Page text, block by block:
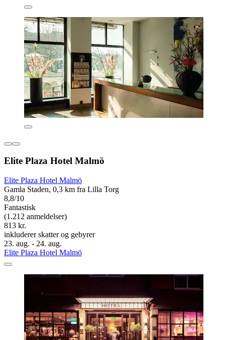
Elite Plaza Hotel Malmö
Elite Plaza Hotel Malmö
Gamla Staden, 0,3 km fra Lilla Torg
8,8/10
Fantastisk
(1.212 anmeldelser)
813 kr.
inkluderer skatter og gebyrer
23. aug. - 24. aug.
Elite Plaza Hotel Malmö